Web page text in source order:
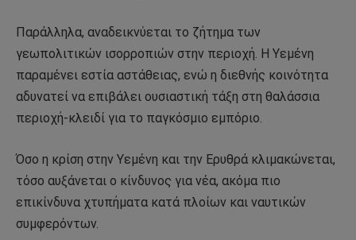
Παράλληλα, αναδεικνύεται το ζήτημα των
γεωπολιτικών ισορροπιών στην περιοχή. Η Υεμένη
παραμένει εστία αστάθειας, ενώ η διεθνής κοινότητα
αδυνατεί να επιβάλει ουσιαστική τάξη στη θαλάσσια
περιοχή-κλειδί για το παγκόσμιο εμπόριο.
Όσο η κρίση στην Υεμένη και την Ερυθρά κλιμακώνεται,
τόσο αυξάνεται ο κίνδυνος για νέα, ακόμα πιο
επικίνδυνα χτυπήματα κατά πλοίων και ναυτικών
συμφερόντων.